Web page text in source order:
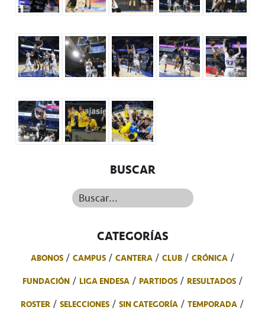
BUSCAR
Buscar...
CATEGORÍAS
ABONOS CAMPUS CANTERA CLUB
CRÓNICA
FUNDACIÓN
LIGA ENDESA PARTIDOS
RESULTADOS
ROSTER
SELECCIONES SIN CATEGORÍA
TEMPORADA